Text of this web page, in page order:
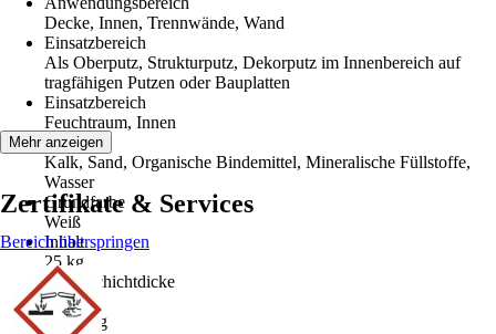
Decke, Innen, Trennwände, Wand
Einsatzbereich
Als Oberputz, Strukturputz, Dekorputz im Innenbereich auf
tragfähigen Putzen oder Bauplatten
Einsatzbereich
Feuchtraum, Innen
Material
Kalk, Sand, Organische Bindemittel, Mineralische Füllstoffe,
Wasser
Grundfarbe
Weiß
Inhalt
25 kg
Max. Schichtdicke
2 mm
Körnung
Mehr anzeigen
Zertifikate & Services
Bereich überspringen